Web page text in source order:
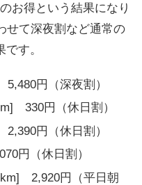
お得という結果になり
せて深夜割など通常の
す。
円（深夜割）
330円（休日割）
円（休日割）
円（休日割）
2,920円（平日朝